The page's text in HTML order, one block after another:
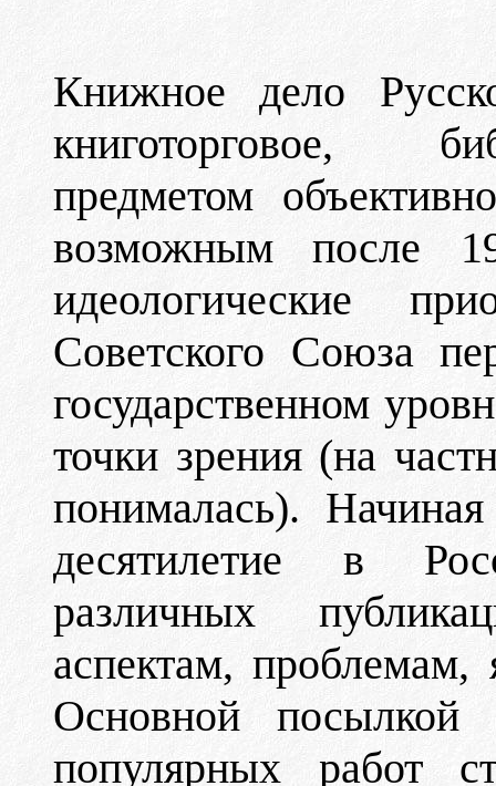
Книжное дело
книготорговое,
предметом
возможным после
идеологические
Советского Союза
государственном
точки зрения (на
понималась).
десятилетие в
различных
аспектам, проблемам,
Основной посылкой
популярных работ